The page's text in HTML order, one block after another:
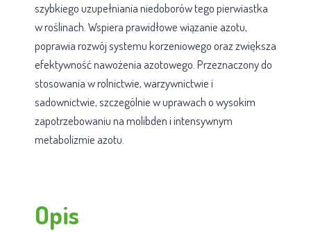
szybkiego uzupełniania niedoborów tego pierwiastka
w roślinach. Wspiera prawidłowe wiązanie azotu,
poprawia rozwój systemu korzeniowego oraz zwiększa
efektywność nawożenia azotowego. Przeznaczony do
stosowania w rolnictwie, warzywnictwie i
sadownictwie, szczególnie w uprawach o wysokim
zapotrzebowaniu na molibden i intensywnym
metabolizmie azotu.
Opis